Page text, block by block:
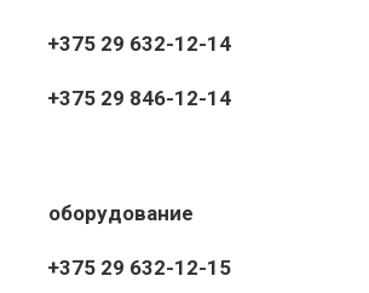
+375 29 632-12-14
+375 29 846-12-14
оборудование
+375 29 632-12-15